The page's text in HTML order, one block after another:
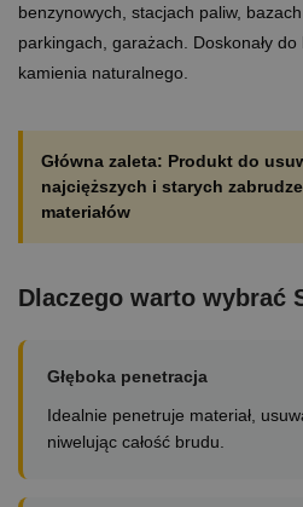
benzynowych, stacjach paliw,
parkingach, garażach. Doskonały
kamienia naturalnego.
Główna zaleta: Produkt do
najcięższych i starych
materiałów
Dlaczego warto wybrać
Głęboka penetracja
Idealnie penetruje materiał,
niwelując całość brudu.